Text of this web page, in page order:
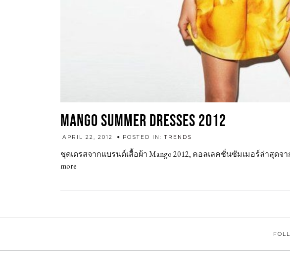
MANGO SUMMER DRESSES 2012
APRIL 22, 2012 POSTED IN: TRENDS
ชุดเดรสจากแบรนด์เสื้อผ้า Mango 2012, คอลเลคชั่นซัมเมอร์ล่าสุดจา
more